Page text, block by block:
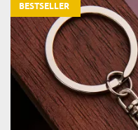
BESTSELLER